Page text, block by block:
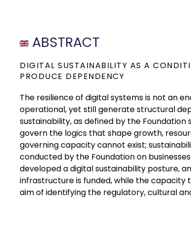
ABSTRACT
DIGITAL SUSTAINABILITY AS A
PRODUCE DEPENDENCY
The resilience of digital systems is not an
operational, yet still generate structural
sustainability, as defined by the
govern the logics that shape growth,
governing capacity cannot exist;
conducted by the Foundation on
developed a digital sustainability posture,
infrastructure is funded, while the
aim of identifying the regulatory, cultural